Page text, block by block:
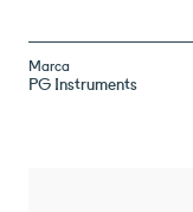
Marca
PG Instruments